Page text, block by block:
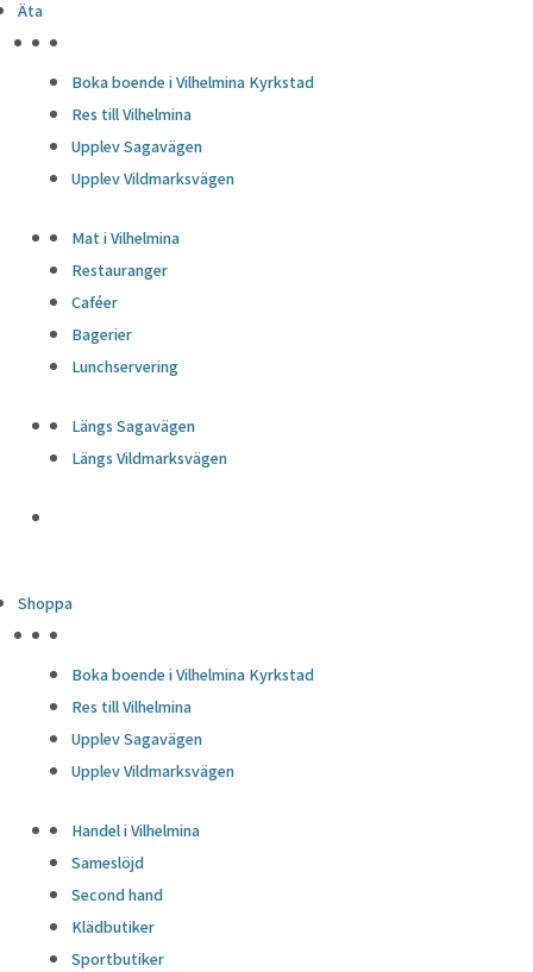
Äta
Boka boende i Vilhelmina Kyrkstad
Res till Vilhelmina
Upplev Sagavägen
Upplev Vildmarksvägen
Mat i Vilhelmina
Restauranger
Caféer
Bagerier
Lunchservering
Längs Sagavägen
Längs Vildmarksvägen
Shoppa
Boka boende i Vilhelmina Kyrkstad
Res till Vilhelmina
Upplev Sagavägen
Upplev Vildmarksvägen
Handel i Vilhelmina
Sameslöjd
Second hand
Klädbutiker
Sportbutiker